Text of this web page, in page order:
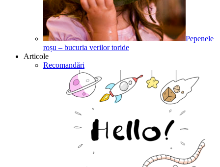
Pepenele
roșu – bucuria verilor toride
Articole
Recomandări